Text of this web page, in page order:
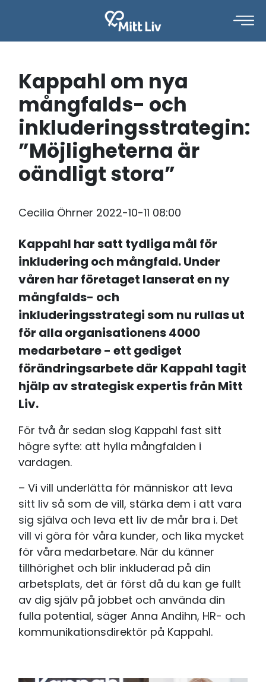
Kappahl om nya
mångfalds- och
inkluderingsstrategin:
”Möjligheterna är
oändligt stora”
Cecilia Öhrner 2022-10-11 08:00
Kappahl har satt tydliga mål för
inkludering och mångfald. Under
våren har företaget lanserat en ny
mångfalds- och
inkluderingsstrategi som nu rullas ut
för alla organisationens 4000
medarbetare - ett gediget
förändringsarbete där Kappahl tagit
hjälp av strategisk expertis från Mitt
Liv.
För två år sedan slog Kappahl fast sitt
högre syfte: att hylla mångfalden i
vardagen.
– Vi vill underlätta för människor att leva
sitt liv så som de vill, stärka dem i att vara
sig själva och leva ett liv de mår bra i. Det
vill vi göra för våra kunder, och lika mycket
för våra medarbetare. När du känner
tillhörighet och blir inkluderad på din
arbetsplats, det är först då du kan ge fullt
av dig själv på jobbet och använda din
fulla potential, säger Anna Andihn, HR- och
kommunikationsdirektör på Kappahl.